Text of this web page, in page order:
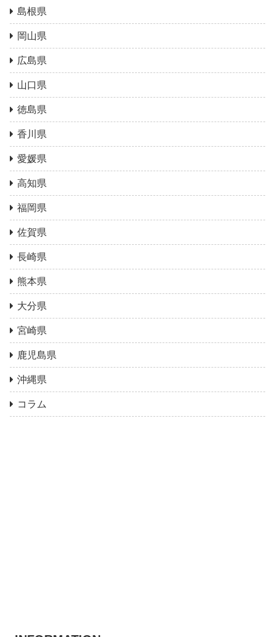
島根県
岡山県
広島県
山口県
徳島県
香川県
愛媛県
高知県
福岡県
佐賀県
長崎県
熊本県
大分県
宮崎県
鹿児島県
沖縄県
コラム